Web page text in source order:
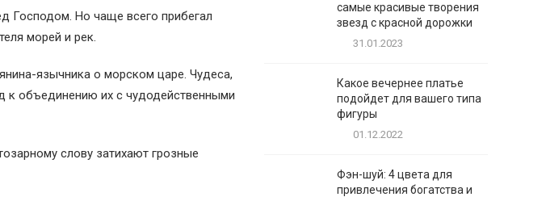
Господом. Но чаще всего прибегал
морей и рек.
язычника о морском царе. Чудеса,
к объединению их с чудодейственными
слову затихают грозные
самые красивые творения
звезд с красной дорожки
31.01.2023
Какое вечернее платье
подойдет для вашего типа
фигуры
01.12.2022
Фэн-шуй: 4 цвета для
привлечения богатства и